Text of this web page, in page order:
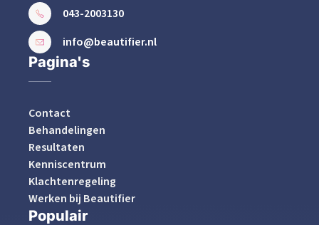
043-2003130
info@beautifier.nl
Pagina's
Contact
Behandelingen
Resultaten
Kenniscentrum
Klachtenregeling
Werken bij Beautifier
Populair